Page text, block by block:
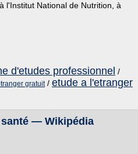
l'Institut National de Nutrition, à
d'etudes professionnel /
gratuit/ etude a l'etranger
santé — Wikipédia